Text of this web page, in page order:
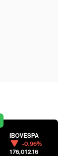
IBOVESPA
-0.96%
176,012.16